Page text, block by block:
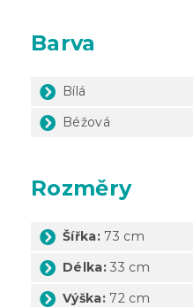
Barva
Bílá
Béžová
Rozměry
Šířka: 73 cm
Délka: 33 cm
Výška: 72 cm